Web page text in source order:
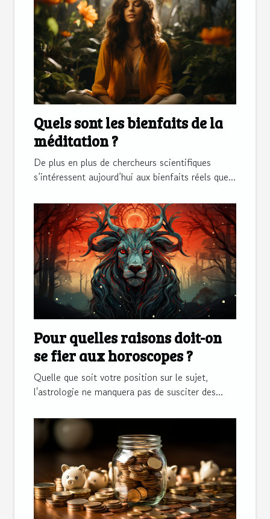
Quels sont les bienfaits de la
méditation ?
De plus en plus de chercheurs scientifiques
s’intéressent aujourd’hui aux bienfaits réels que...
Pour quelles raisons doit-on
se fier aux horoscopes ?
Quelle que soit votre position sur le sujet,
l'astrologie ne manquera pas de susciter des...